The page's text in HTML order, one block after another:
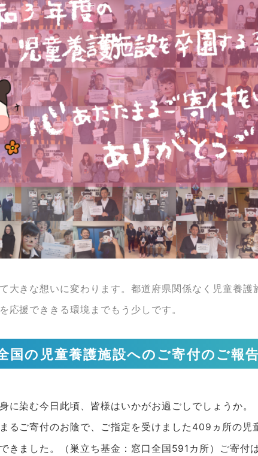
大きな想いに変わります。都道府県関係なく児童養護
応援でききる環境までもう少しです。
の児童養護施設へのご寄付のご報告
染む今日此頃、皆様はいかがお過ごしでしょうか。
るご寄付のお陰で、ご指定を受けました409ヵ所の児
きました。（巣立ち基金：窓口全国591カ所）
ご寄付